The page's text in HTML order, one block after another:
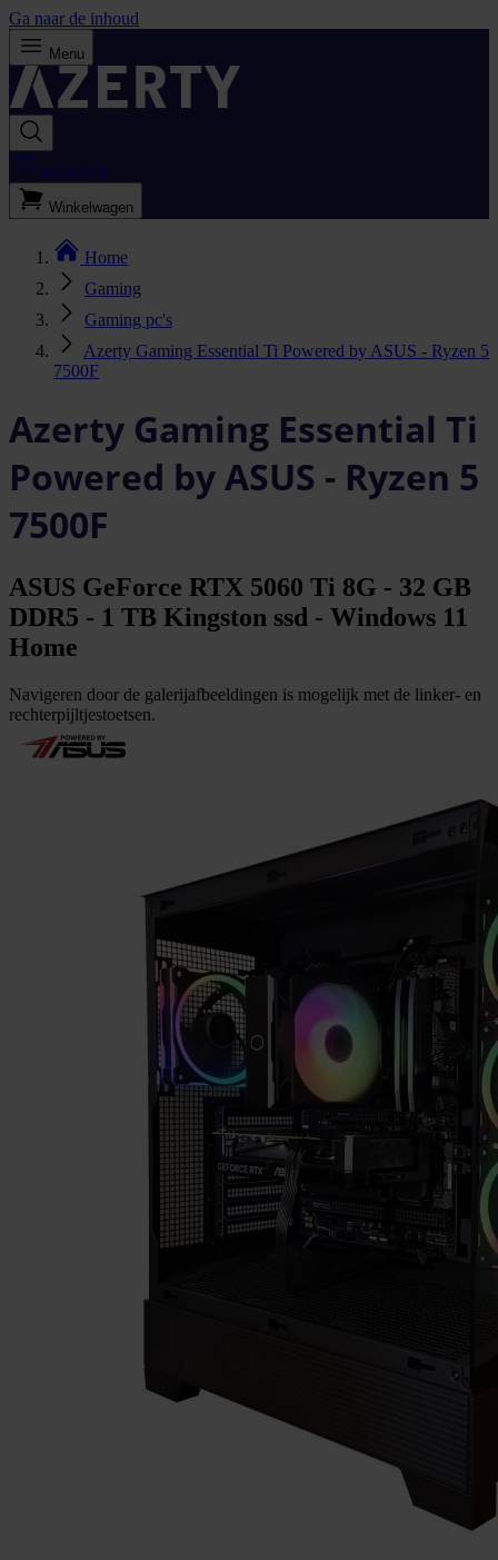
Ga naar de inhoud
Menu
Bestellijst
Winkelwagen
Home
Gaming
Gaming pc's
Azerty Gaming Essential Ti Powered by ASUS - Ryzen 5
7500F
Azerty Gaming Essential Ti
Powered by ASUS - Ryzen 5
7500F
ASUS GeForce RTX 5060 Ti 8G - 32 GB
DDR5 - 1 TB Kingston ssd - Windows 11
Home
Navigeren door de galerijafbeeldingen is mogelijk met de linker- en
rechterpijltjestoetsen.